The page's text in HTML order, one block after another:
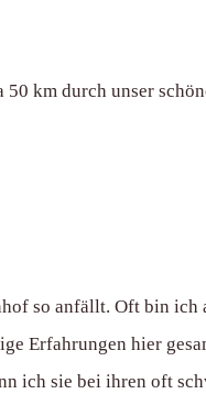
km durch unser
so anfällt. Oft bin ich
Erfahrungen hier
ich sie bei ihren oft